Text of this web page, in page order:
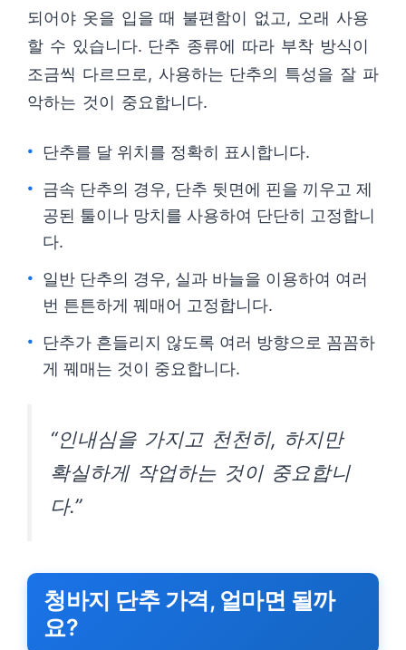
되어야 옷을 입을 때 불편함이 없고, 오래 사용
할 수 있습니다. 단추 종류에 따라 부착 방식이
조금씩 다르므로, 사용하는 단추의 특성을 잘 파
악하는 것이 중요합니다.
단추를 달 위치를 정확히 표시합니다.
금속 단추의 경우, 단추 뒷면에 핀을 끼우고 제
공된 툴이나 망치를 사용하여 단단히 고정합니
다.
일반 단추의 경우, 실과 바늘을 이용하여 여러
번 튼튼하게 꿰매어 고정합니다.
단추가 흔들리지 않도록 여러 방향으로 꼼꼼하
게 꿰매는 것이 중요합니다.
“인내심을 가지고 천천히, 하지만
확실하게 작업하는 것이 중요합니
다.”
청바지 단추 가격, 얼마면 될까
요?